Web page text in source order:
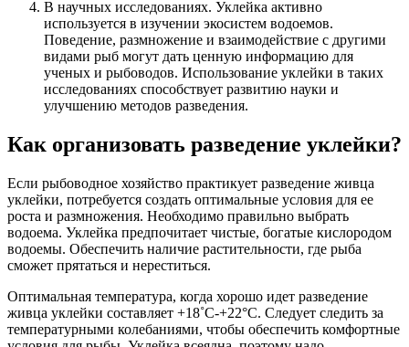
В научных исследованиях. Уклейка активно
используется в изучении экосистем водоемов.
Поведение, размножение и взаимодействие с другими
видами рыб могут дать ценную информацию для
ученых и рыбоводов. Использование уклейки в таких
исследованиях способствует развитию науки и
улучшению методов разведения.
Как организовать разведение уклейки?
Если рыбоводное хозяйство практикует разведение живца
уклейки, потребуется создать оптимальные условия для ее
роста и размножения. Необходимо правильно выбрать
водоема. Уклейка предпочитает чистые, богатые кислородом
водоемы. Обеспечить наличие растительности, где рыба
сможет прятаться и нереститься.
Оптимальная температура, когда хорошо идет разведение
живца уклейки составляет +18˚С-+22°C. Следует следить за
температурными колебаниями, чтобы обеспечить комфортные